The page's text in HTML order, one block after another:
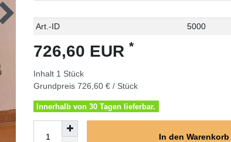
Technisches
Wert
Art.-ID 5000
726,60 EUR *
Inhalt 1 Stück
Grundpreis 726,60 € / Stück
Innerhalb von 30 Tagen lieferbar.
In den Warenkorb